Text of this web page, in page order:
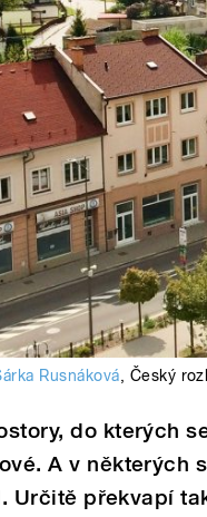
Rusnáková, Český
do kterých
A v některých
Určitě překvapí